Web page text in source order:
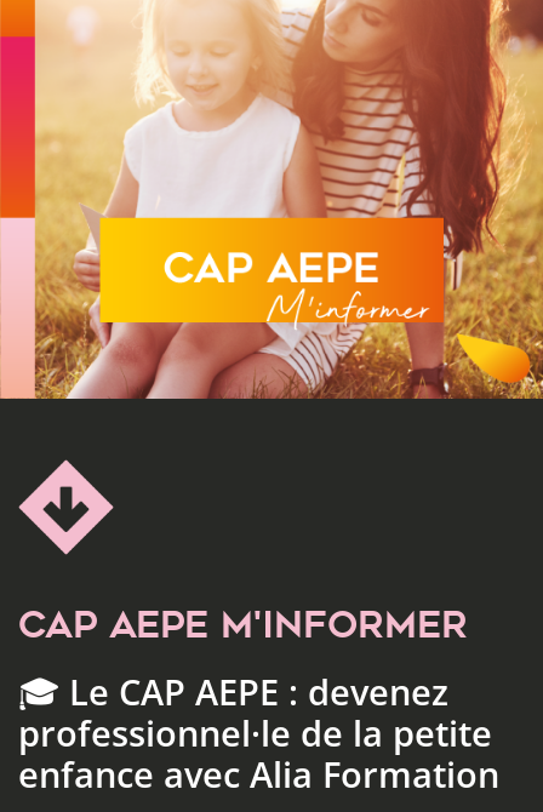
CAP AEPE M'INFORMER
🎓 Le CAP AEPE : devenez
professionnel·le de la petite
enfance avec Alia Formation